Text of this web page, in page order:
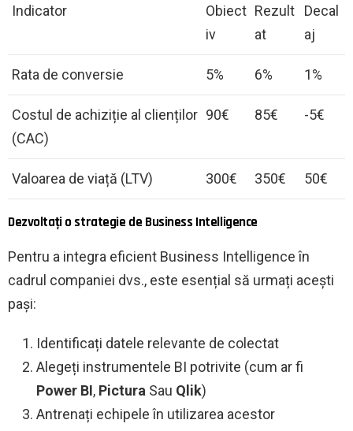
Indicator
Obiect
iv
Rezult
at
Decal
aj
Rata de conversie 5% 6% 1%
Costul de achiziție al clienților
(CAC)
90€ 85€ -5€
Valoarea de viață (LTV) 300€ 350€ 50€
Dezvoltați o strategie de Business Intelligence
Pentru a integra eficient Business Intelligence în
cadrul companiei dvs., este esențial să urmați acești
pași:
Identificați datele relevante de colectat
Alegeți instrumentele BI potrivite (cum ar fi
Power BI, Pictura Sau Qlik)
Antrenați echipele în utilizarea acestor